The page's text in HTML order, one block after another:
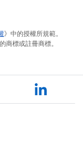
》中的授權所規範。
標或註冊商標。